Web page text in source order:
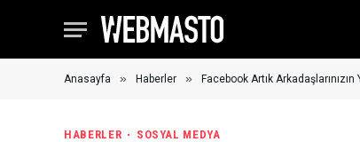
Anasayfa » Haberler » Facebook Artık
HABERLER SOSYAL MEDYA